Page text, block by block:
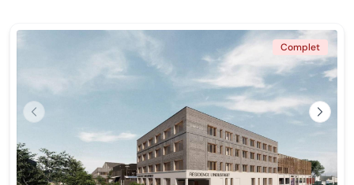
Previous Next
Complet